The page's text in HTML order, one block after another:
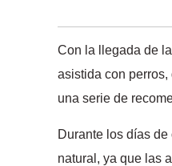
Con la llegada de
asistida con
una serie de
Durante los días
natural, ya que las